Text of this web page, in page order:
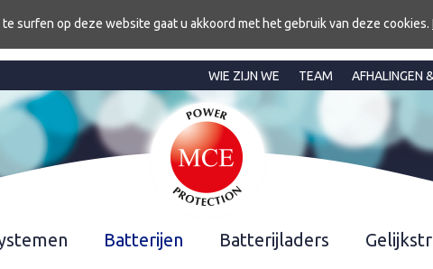
surfen op deze website gaat u akkoord met het gebruik van deze cookies.
WIE ZIJN WE TEAM AFHALINGEN
Batterijen Batterijladers